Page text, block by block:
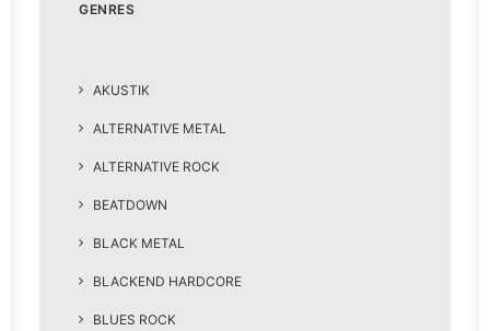
GENRES
AKUSTIK
ALTERNATIVE METAL
ALTERNATIVE ROCK
BEATDOWN
BLACK METAL
BLACKEND HARDCORE
BLUES ROCK